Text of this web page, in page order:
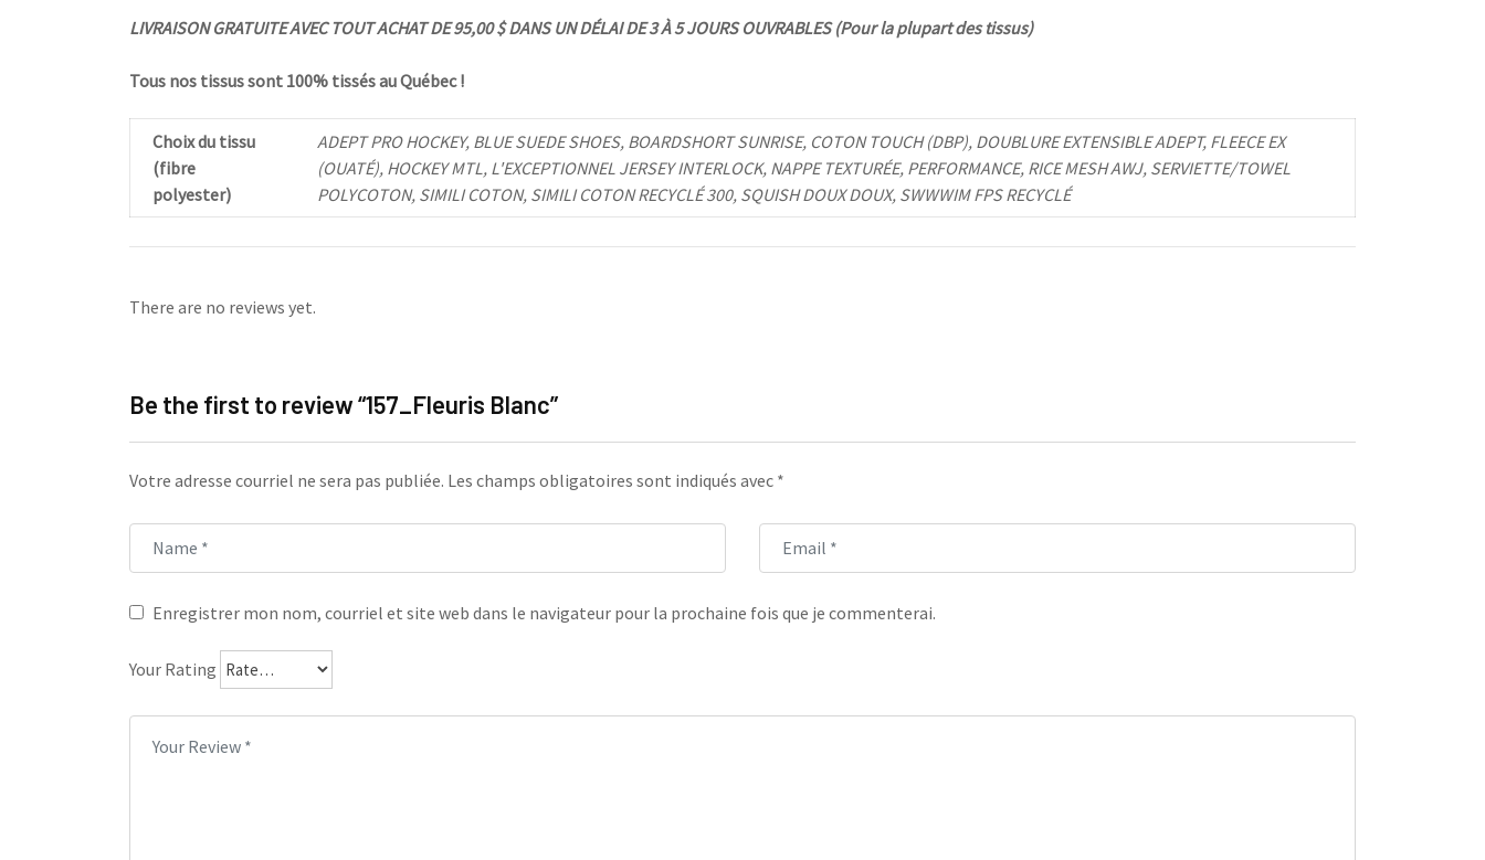
LIVRAISON GRATUITE AVEC TOUT ACHAT DE 95,00 $ DANS UN DÉLAI DE 3 À 5 JOURS OUVRABLES (Pour la plupart des tissus)
Tous nos tissus sont 100% tissés au Québec !
Choix du tissu
(fibre
polyester)
ADEPT PRO HOCKEY, BLUE SUEDE SHOES, BOARDSHORT SUNRISE, COTON TOUCH (DBP), DOUBLURE EXTENSIBLE ADEPT, FLEECE EX
(OUATÉ), HOCKEY MTL, L'EXCEPTIONNEL JERSEY INTERLOCK, NAPPE TEXTURÉE, PERFORMANCE, RICE MESH AWJ, SERVIETTE/TOWEL
POLYCOTON, SIMILI COTON, SIMILI COTON RECYCLÉ 300, SQUISH DOUX DOUX, SWWWIM FPS RECYCLÉ
There are no reviews yet.
Be the first to review “157_Fleuris Blanc”
Votre adresse courriel ne sera pas publiée. Les champs obligatoires sont indiqués avec *
Enregistrer mon nom, courriel et site web dans le navigateur pour la prochaine fois que je commenterai.
Your Rating